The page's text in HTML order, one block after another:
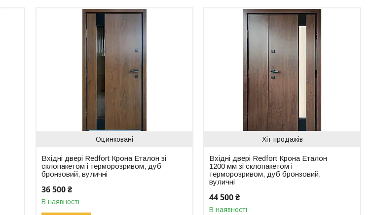
Оцинковані
Вхідні двері Redfort Крона Еталон зі
склопакетом і терморозривом, дуб
бронзовий, вуличні
36 500 ₴
В наявності
Хіт продажів
Вхідні двері Redfort Крона Еталон
1200 мм зі склопакетом і
терморозривом, дуб бронзовий,
вуличні
44 500 ₴
В наявності